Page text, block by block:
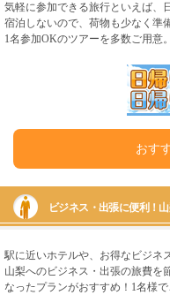
気軽に参加できる旅行といえば、
宿泊しないので、荷物も少なく準
1名参加OKのツアーを多数ご用意。
おす
ビジネス・出張に便利！
駅に近いホテルや、お得なビジネ
山梨へのビジネス・出張の旅費を
なったプランがおすすめ！1名様